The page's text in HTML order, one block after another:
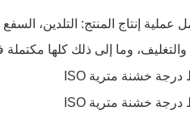
الإنتاج. وتشمل عملية إنتاج المنتج:
والتغليف، وما إلى ذلك كلها